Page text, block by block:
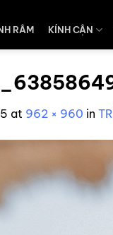
RÂM KÍNH CẬN
at 962 × 960 in